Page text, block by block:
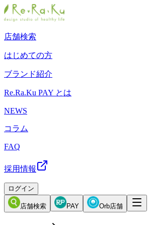
店舗検索
はじめての方
ブランド紹介
Re.Ra.Ku PAY とは
NEWS
コラム
FAQ
採用情報
ログイン
店舗検索 PAY Orb店舗